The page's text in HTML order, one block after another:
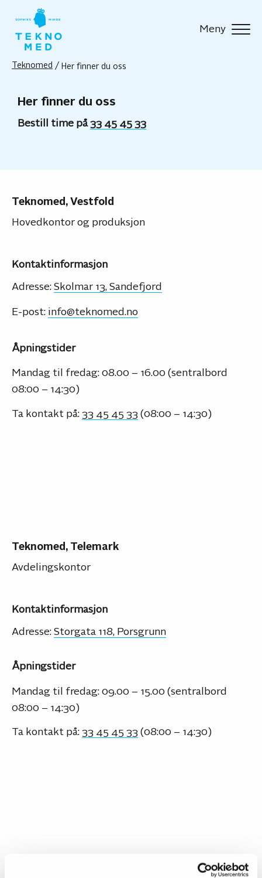
Meny
Teknomed / Her finner du oss
Her finner du oss
Bestill time på33 45 45 33
Teknomed, Vestfold
Hovedkontor og produksjon
Kontaktinformasjon
Adresse:Skolmar 13, Sandefjord
E-post: info@teknomed.no
Åpningstider
Mandag til fredag: 08.00 – 16.00 (sentralbord
08:00 – 14:30)
Ta kontakt på:33 45 45 33 (08:00 – 14:30)
Teknomed, Telemark
Avdelingskontor
Kontaktinformasjon
Adresse:Storgata 118, Porsgrunn
Åpningstider
Mandag til fredag: 09.00 – 15.00 (sentralbord
08:00 – 14:30)
Ta kontakt på:33 45 45 33 (08:00 – 14:30)